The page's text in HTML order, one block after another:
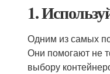
1.
Одним из самых
Они помогают не
выбору